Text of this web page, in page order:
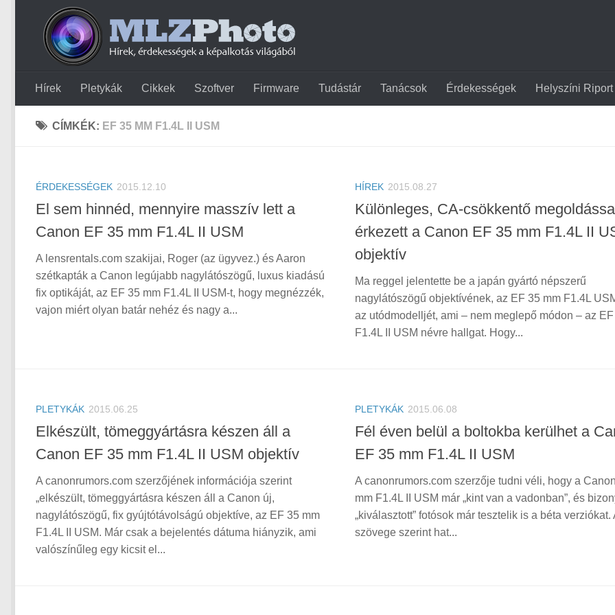
Hírek Pletykák Cikkek Szoftver Firmware Tudástár Tanácsok Érdekességek Helyszíni Riport
CÍMKÉK: EF 35 MM F1.4L II USM
ÉRDEKESSÉGEK 2015.12.10
El sem hinnéd, mennyire masszív lett a
Canon EF 35 mm F1.4L II USM
A lensrentals.com szakijai, Roger (az ügyvez.) és Aaron
szétkapták a Canon legújabb nagylátószögű, luxus kiadású
fix optikáját, az EF 35 mm F1.4L II USM-t, hogy megnézzék,
vajon miért olyan batár nehéz és nagy a...
HÍREK 2015.08.27
Különleges, CA-csökkentő
érkezett a Canon EF 35 mm F1.4L II
objektív
Ma reggel jelentette be a japán gyártó népszerű
nagylátószögű objektívének, az EF 35 mm F1.4L
az utódmodelljét, ami – nem meglepő módon – az
F1.4L II USM névre hallgat. Hogy...
PLETYKÁK 2015.06.25
Elkészült, tömeggyártásra készen áll a
Canon EF 35 mm F1.4L II USM objektív
A canonrumors.com szerzőjének információja szerint
„elkészült, tömeggyártásra készen áll a Canon új,
nagylátószögű, fix gyújtótávolságú objektíve, az EF 35 mm
F1.4L II USM. Már csak a bejelentés dátuma hiányzik, ami
valószínűleg egy kicsit el...
PLETYKÁK 2015.06.08
Fél éven belül a boltokba kerülhet a
EF 35 mm F1.4L II USM
A canonrumors.com szerzője tudni véli, hogy a
mm F1.4L II USM már „kint van a vadonban”, és
„kiválasztott” fotósok már tesztelik is a béta verziókat.
szövege szerint hat...